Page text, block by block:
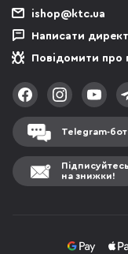
ishop@ktc.ua
Написати
Повідомити про
Telegram-бот
Підписуйтесь
на знижки!